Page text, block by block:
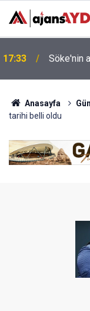
17:23
vefat etti
Anasayfa
tarihi belli oldu